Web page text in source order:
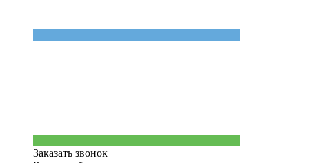
Заказать звонок